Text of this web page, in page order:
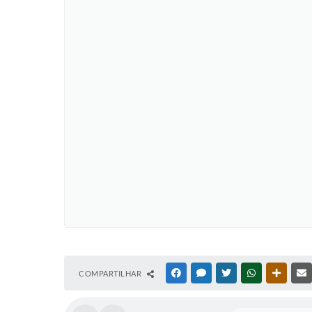
COMPARTILHAR FACEBOOKMESSENGER
TWITTERWHATSAPP